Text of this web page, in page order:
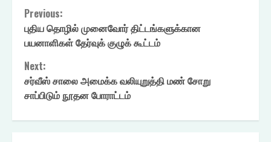
Continue
Reading
Previous:
புதிய தொழில் முனைவோர் திட்டங்களுக்கான
பயனாளிகள் தேர்வுக் குழுக் கூட்டம்
Next:
சர்வீஸ் சாலை அமைக்க வலியுறுத்தி மண் சோறு
சாப்பிடும் நூதன போராட்டம்